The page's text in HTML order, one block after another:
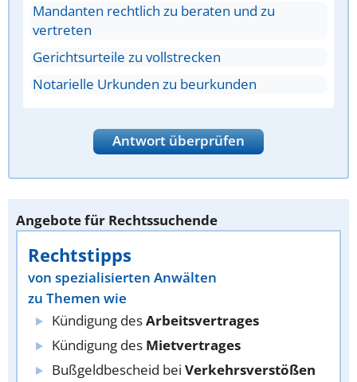
Mandanten rechtlich zu beraten und zu
vertreten
Gerichtsurteile zu vollstrecken
Notarielle Urkunden zu beurkunden
Antwort überprüfen
Angebote für Rechtssuchende
Rechtstipps
von spezialisierten Anwälten
zu Themen wie
Kündigung desArbeitsvertrages
Kündigung des Mietvertrages
Bußgeldbescheid bei Verkehrsverstößen